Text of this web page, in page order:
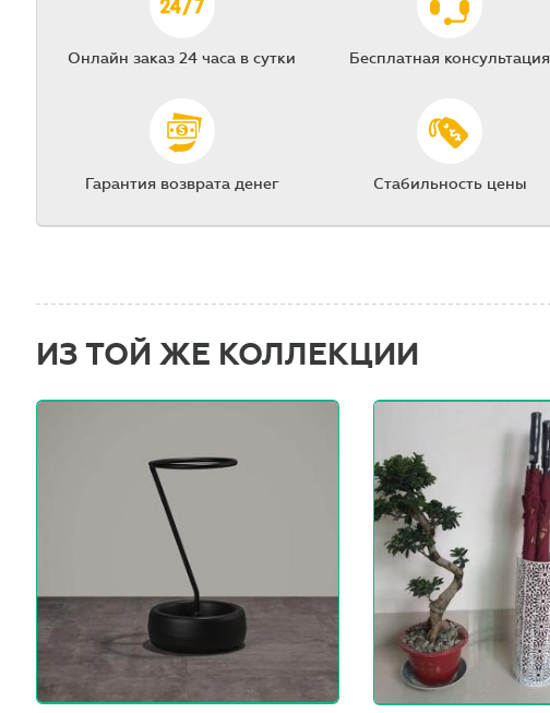
Онлайн заказ 24 часа в сутки Бесплатная консультация
Гарантия возврата денег Стабильность цены
ИЗ ТОЙ ЖЕ КОЛЛЕКЦИИ